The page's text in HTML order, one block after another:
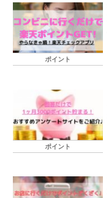
ポイント
ポイント